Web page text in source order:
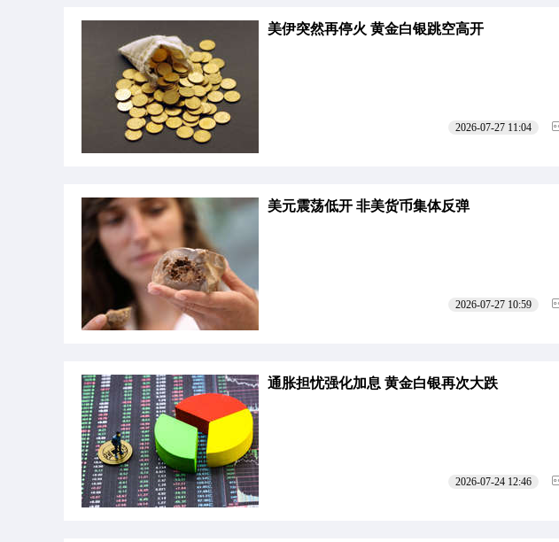
美伊突然再停火 黄金白银跳空高开
2026-07-27 11:04
美元震荡低开 非美货币集体反弹
2026-07-27 10:59
通胀担忧强化加息 黄金白银再次大跌
2026-07-24 12:46